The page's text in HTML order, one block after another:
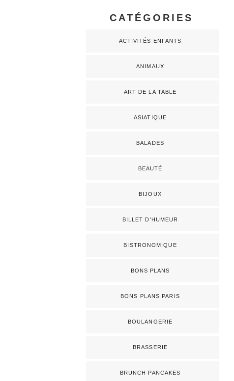
CATÉGORIES
ACTIVITÉS ENFANTS
ANIMAUX
ART DE LA TABLE
ASIATIQUE
BALADES
BEAUTÉ
BIJOUX
BILLET D'HUMEUR
BISTRONOMIQUE
BONS PLANS
BONS PLANS PARIS
BOULANGERIE
BRASSERIE
BRUNCH PANCAKES